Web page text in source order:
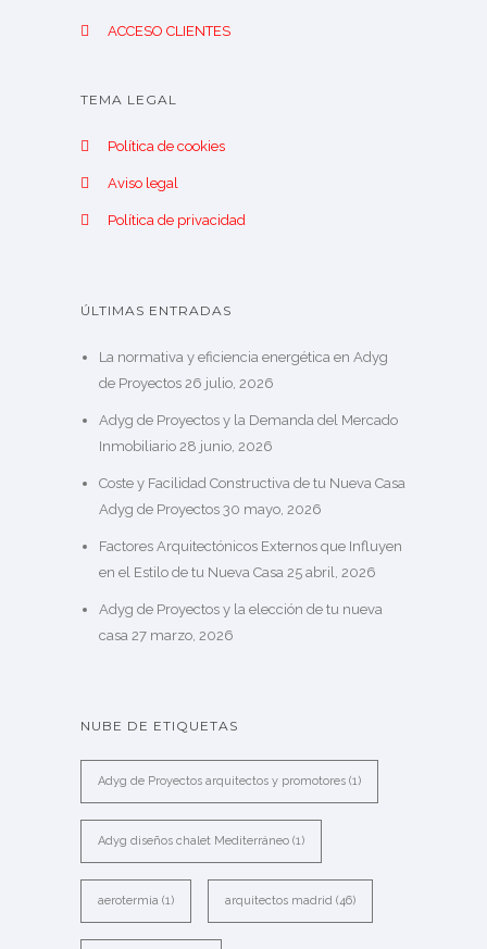
ACCESO CLIENTES
TEMA LEGAL
Política de cookies
Aviso legal
Política de privacidad
ÚLTIMAS ENTRADAS
La normativa y eficiencia energética en Adyg
de Proyectos 26 julio, 2026
Adyg de Proyectos y la Demanda del Mercado
Inmobiliario 28 junio, 2026
Coste y Facilidad Constructiva de tu Nueva Casa
Adyg de Proyectos 30 mayo, 2026
Factores Arquitectónicos Externos que Influyen
en el Estilo de tu Nueva Casa 25 abril, 2026
Adyg de Proyectos y la elección de tu nueva
casa 27 marzo, 2026
NUBE DE ETIQUETAS
Adyg de Proyectos arquitectos y promotores (1)
Adyg diseños chalet Mediterráneo (1)
aerotermia (1) arquitectos madrid (46)